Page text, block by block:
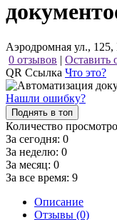
Аэродромная ул.,
0 отзывов | Оставить
QR Ссылка Что это?
Нашли ошибку?
Поднять в топ
Количество
За сегодня: 0
За неделю: 0
За месяц: 0
За все время: 9
Описание
Отзывы (0)